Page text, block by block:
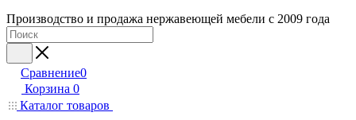
Производство и продажа нержавеющей мебели с 2009 года
Сравнение0
Корзина 0
Каталог товаров